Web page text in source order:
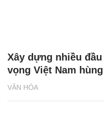
VĂN HÓA
Xây dựng nhiều
vọng Việt Nam